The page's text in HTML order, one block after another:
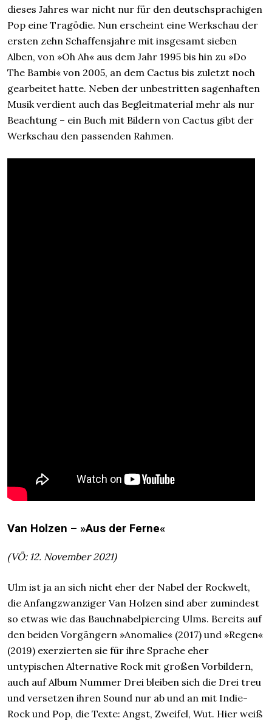
dieses Jahres war nicht nur für den deutschsprachigen
Pop eine Tragödie. Nun erscheint eine Werkschau der
ersten zehn Schaffensjahre mit insgesamt sieben
Alben, von »Oh Ah« aus dem Jahr 1995 bis hin zu »Do
The Bambi« von 2005, an dem Cactus bis zuletzt noch
gearbeitet hatte. Neben der unbestritten sagenhaften
Musik verdient auch das Begleitmaterial mehr als nur
Beachtung – ein Buch mit Bildern von Cactus gibt der
Werkschau den passenden Rahmen.
Van Holzen – »Aus der Ferne«
(VÖ: 12. November 2021)
Ulm ist ja an sich nicht eher der Nabel der Rockwelt,
die Anfangzwanziger Van Holzen sind aber zumindest
so etwas wie das Bauchnabelpiercing Ulms. Bereits auf
den beiden Vorgängern »Anomalie« (2017) und »Regen«
(2019) exerzierten sie für ihre Sprache eher
untypischen Alternative Rock mit großen Vorbildern,
auch auf Album Nummer Drei bleiben sich die Drei treu
und versetzen ihren Sound nur ab und an mit Indie-
Rock und Pop, die Texte: Angst, Zweifel, Wut. Hier weiß